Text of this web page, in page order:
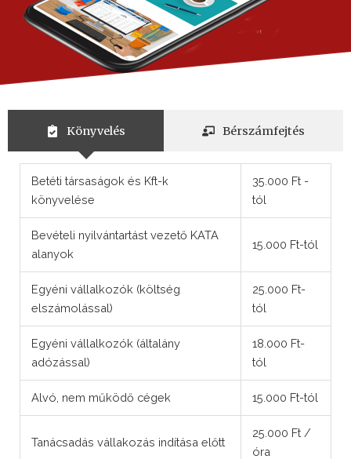
Könyvelés Bérszámfejtés
Betéti társaságok és Kft-k
könyvelése
35.000 Ft -
tól
Bevételi nyilvántartást vezető KATA
alanyok
15.000 Ft-tól
Egyéni vállalkozók (költség
elszámolással)
25.000 Ft-
tól
Egyéni vállalkozók (általány
adózással)
18.000 Ft-
tól
Alvó, nem működő cégek 15.000 Ft-tól
Tanácsadás vállakozás indítása előtt
25.000 Ft /
óra